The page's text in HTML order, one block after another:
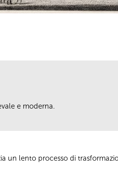
e moderna.
un lento processo di